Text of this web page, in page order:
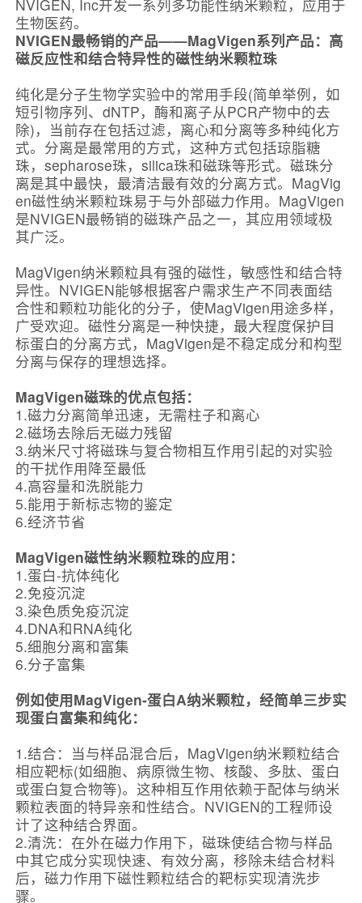
NVIGEN, Inc开发一系列多功能性纳米颗粒，应用于
生物医药。
NVIGEN最畅销的产品——MagVigen系列产品：高
磁反应性和结合特异性的磁性纳米颗粒珠
纯化是分子生物学实验中的常用手段(简单举例，如
短引物序列、dNTP，酶和离子从PCR产物中的去
除)，当前存在包括过滤，离心和分离等多种纯化方
式。分离是最常用的方式，这种方式包括琼脂糖
珠，sepharose珠，silica珠和磁珠等形式。磁珠分
离是其中最快，最清洁最有效的分离方式。MagVig
en磁性纳米颗粒珠易于与外部磁力作用。MagVigen
是NVIGEN最畅销的磁珠产品之一，其应用领域极
其广泛。
MagVigen纳米颗粒具有强的磁性，敏感性和结合特
异性。NVIGEN能够根据客户需求生产不同表面结
合性和颗粒功能化的分子，使MagVigen用途多样，
广受欢迎。磁性分离是一种快捷，最大程度保护目
标蛋白的分离方式，MagVigen是不稳定成分和构型
分离与保存的理想选择。
MagVigen磁珠的优点包括：
1.磁力分离简单迅速，无需柱子和离心
2.磁场去除后无磁力残留
3.纳米尺寸将磁珠与复合物相互作用引起的对实验
的干扰作用降至最低
4.高容量和洗脱能力
5.能用于新标志物的鉴定
6.经济节省
MagVigen磁性纳米颗粒珠的应用：
1.蛋白-抗体纯化
2.免疫沉淀
3.染色质免疫沉淀
4.DNA和RNA纯化
5.细胞分离和富集
6.分子富集
例如使用MagVigen-蛋白A纳米颗粒，经简单三步实
现蛋白富集和纯化：
1.结合：当与样品混合后，MagVigen纳米颗粒结合
相应靶标(如细胞、病原微生物、核酸、多肽、蛋白
或蛋白复合物等)。这种相互作用依赖于配体与纳米
颗粒表面的特异亲和性结合。NVIGEN的工程师设
计了这种结合界面。
2.清洗：在外在磁力作用下，磁珠使结合物与样品
中其它成分实现快速、有效分离，移除未结合材料
后，磁力作用下磁性颗粒结合的靶标实现清洗步
骤。